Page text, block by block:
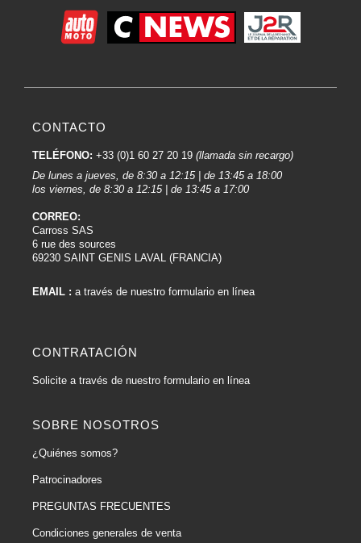
CONTACTO
TELÉFONO: +33 (0)1 60 27 20 19 (llamada sin recargo)
De lunes a jueves, de 8:30 a 12:15 | de 13:45 a 18:00
los viernes, de 8:30 a 12:15 | de 13:45 a 17:00
CORREO:
Carross SAS
6 rue des sources
69230 SAINT GENIS LAVAL (FRANCIA)
EMAIL : a través de nuestro formulario en línea
CONTRATACIÓN
Solicite a través de nuestro formulario en línea
SOBRE NOSOTROS
¿Quiénes somos?
Patrocinadores
PREGUNTAS FRECUENTES
Condiciones generales de venta